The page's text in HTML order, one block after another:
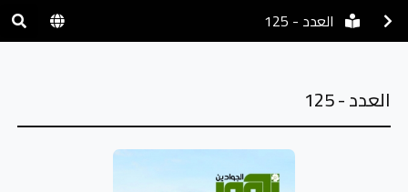
العدد - 125
العدد - 125